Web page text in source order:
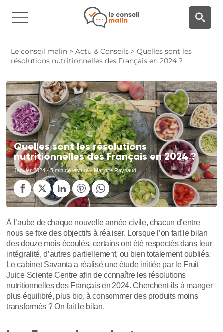
Le conseil malin >Actu & Conseils >Quelles sont les
résolutions nutritionnelles des Français en 2024 ?
Quelles sont les résolutions
nutritionnelles des Français en 2024 ?
Janvier 2024- 5 min de lecture - Marjorie Raynaud
À l’aube de chaque nouvelle année civile, chacun d’entre
nous se fixe des objectifs à réaliser. Lorsque l’on fait le bilan
des douze mois écoulés, certains ont été respectés dans leur
intégralité, d’autres partiellement, ou bien totalement oubliés.
Le cabinet Savanta a réalisé une étude initiée par le Fruit
Juice Sciente Centre afin de connaître les résolutions
nutritionnelles des Français en 2024. Cherchent-ils à manger
plus équilibré, plus bio, à consommer des produits moins
transformés ? On fait le bilan.